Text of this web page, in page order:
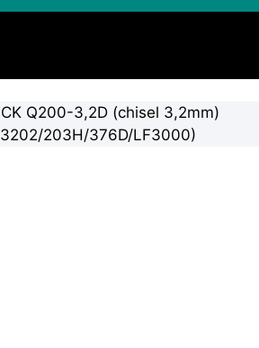
Q200-3,2D (chisel 3,2mm)
203H/376D/LF3000)